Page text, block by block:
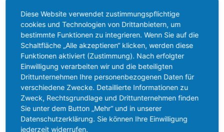
ARCHIV
Mai 2026(2)
Januar 2026
Dezember 2025(1)
November 2025(1)
Oktober 2025(2)
Diese Website verwendet zustimmungspflichtige
cookies und Technologien von Drittanbietern, um
bestimmte Funktionen zu integrieren. Wenn Sie auf die
Schaltfläche „Alle akzeptieren“ klicken, werden diese
Funktionen aktiviert (Zustimmung). Nach erfolgter
Einwilligung verarbeiten wir und die beteiligten
Drittunternehmen Ihre personenbezogenen Daten für
verschiedene Zwecke. Detaillierte Informationen zu
Zweck, Rechtsgrundlage und Drittunternehmen finden
Sie unter dem Button „Mehr“ und in unserer
Datenschutzerklärung. Sie können Ihre Einwilligung
jederzeit widerrufen.